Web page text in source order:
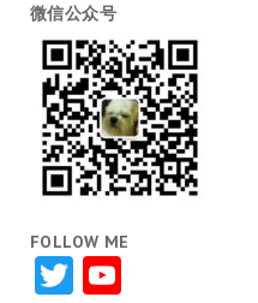
微信公众号
FOLLOW ME
TwitterYouTube